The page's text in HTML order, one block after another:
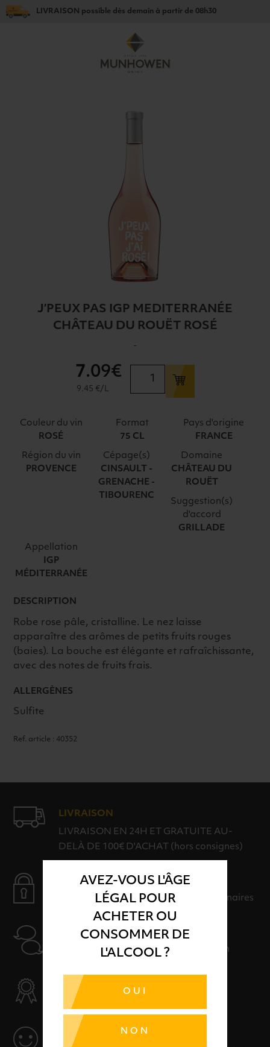
AVEZ-VOUS L'ÂGE
LÉGAL POUR
ACHETER OU
CONSOMMER DE
L'ALCOOL ?
OUI
NON
LIVRAISON possible dès demain à partir de 08h30
J’PEUX PAS IGP MEDITERRANÉE
CHÂTEAU DU ROUËT ROSÉ
-
CHÂTEAU
DU
ROUËT
7.09€
9.45 €/L
Couleur du vin
ROSÉ
Format
75 CL
Pays d'origine
FRANCE
Région du vin
PROVENCE
Cépage(s)
CINSAULT -
GRENACHE -
TIBOURENC
Domaine
CHÂTEAU DU
ROUËT
Suggestion(s)
d'accord
GRILLADE
Appellation
IGP
MÉDITERRANÉE
DESCRIPTION
Robe rose pâle, cristalline. Le nez laisse
apparaître des arômes de petits fruits rouges
(baies). La bouche est élégante et rafraîchissante,
avec des notes de fruits frais.
ALLERGÈNES
Sulfite
Ref. article : 40352
LIVRAISON
LIVRAISON EN 24H ET GRATUITE AU-
DELÀ DE 100€ D'ACHAT (hors consignes)
PAIEMENT SÉCURISÉ
Payer en toute sérénité avec nos partenaires
AIDE
Nos conseillers sont à votre disposition
SÉLECTION & QUALITÉ
Des produits sélectionnés avec soins
SERVICE